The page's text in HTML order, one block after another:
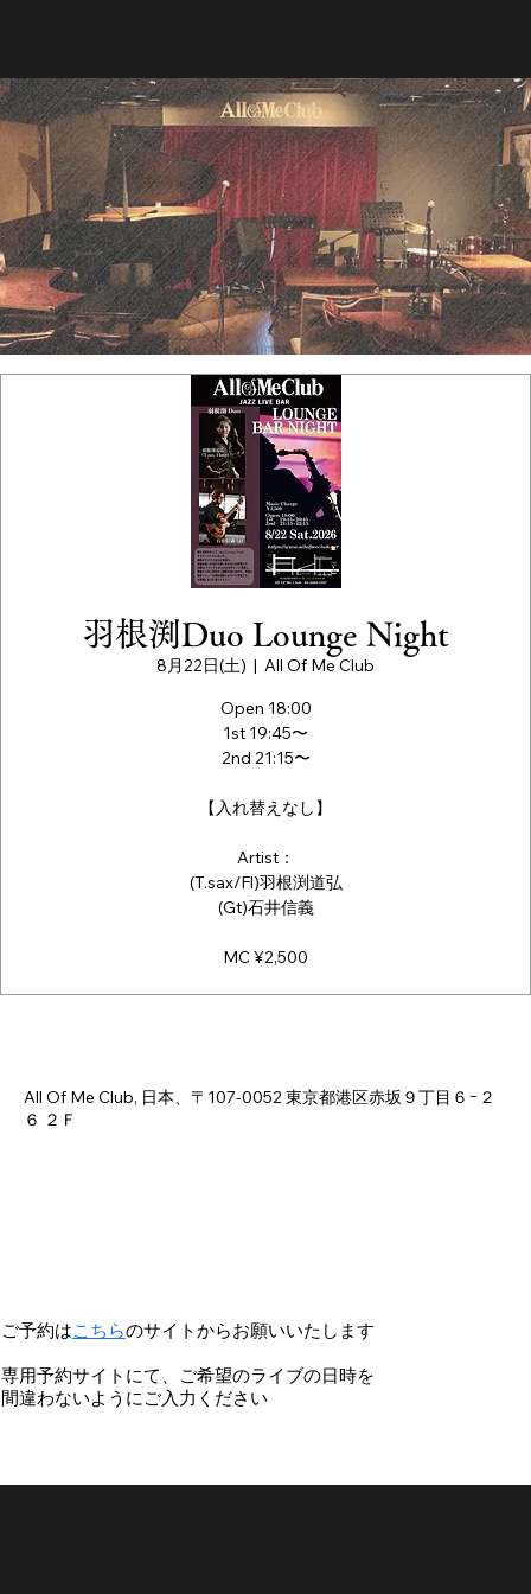
ご予約はこちらのサイトからお願いいたします
専用予約サイトにて、ご希望のライブの日時を
間違わないようにご入力ください
羽根渕Duo Lounge Night
8月22日(土)
  |
All Of Me Club
Open 18:00
1st 19:45〜
2nd 21:15〜
【入れ替えなし】
Artist：
(T.sax/Fl)羽根渕道弘
(Gt)石井信義
MC ¥2,500
All Of Me Club, 日本、〒107-0052 東京都港区赤坂９丁目６−２
６ ２Ｆ